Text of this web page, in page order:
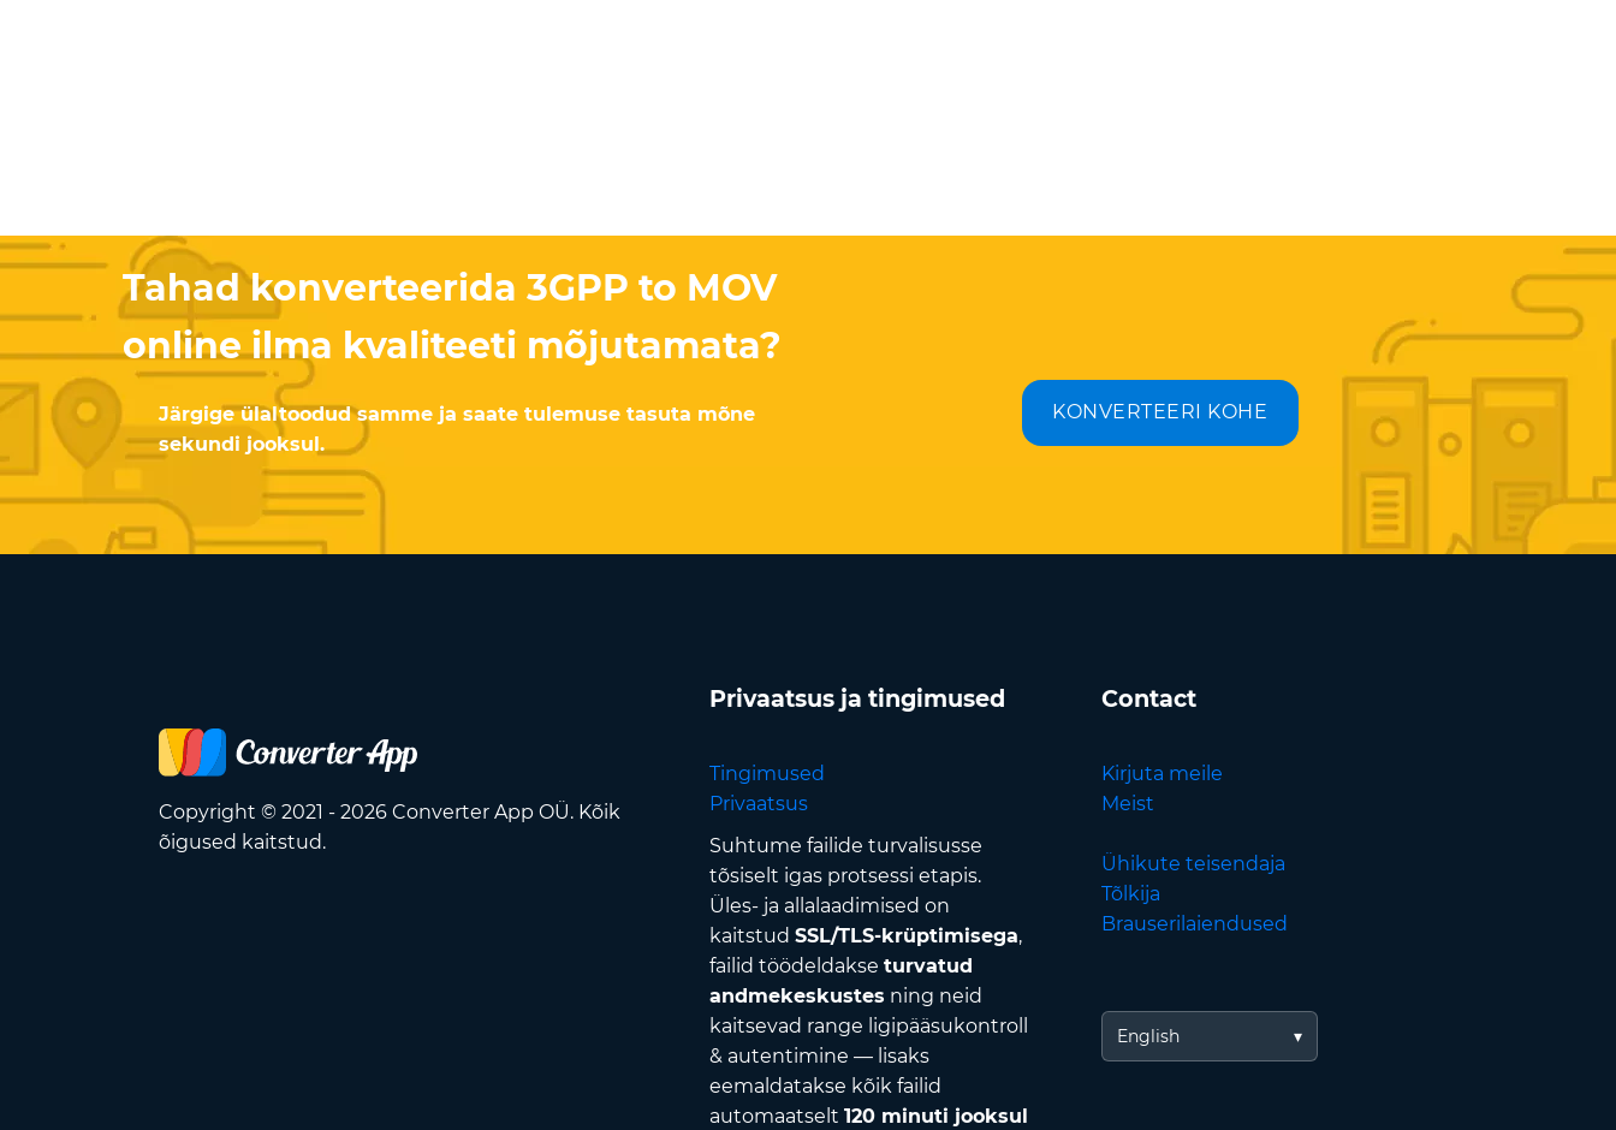
Tahad konverteerida 3GPP to MOV
online ilma kvaliteeti mõjutamata?
Järgige ülaltoodud samme ja saate tulemuse tasuta mõne
sekundi jooksul.
KONVERTEERI KOHE
Copyright © 2021 - 2026 Converter App OÜ. Kõik
õigused kaitstud.
Privaatsus ja tingimused
Tingimused
Privaatsus
Suhtume failide turvalisusse
tõsiselt igas protsessi etapis.
Üles- ja allalaadimised on
kaitstud SSL/TLS-krüptimisega,
failid töödeldakse turvatud
andmekeskustes ning neid
kaitsevad range ligipääsukontroll
& autentimine — lisaks
eemaldatakse kõik failid
automaatselt 120 minuti jooksul
Contact
Kirjuta meile
Meist
Ühikute teisendaja
Tõlkija
Brauserilaiendused
English